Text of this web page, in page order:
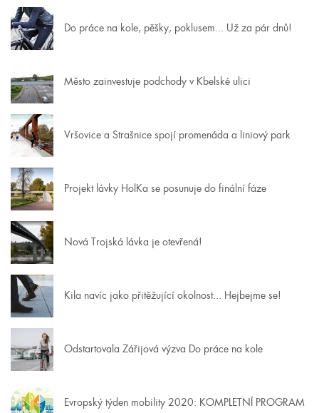
Do práce na kole, pěšky, poklusem... Už za pár dnů!
Město zainvestuje podchody v Kbelské ulici
Vršovice a Strašnice spojí promenáda a liniový park
Projekt lávky HolKa se posunuje do finální fáze
Nová Trojská lávka je otevřená!
Kila navíc jako přitěžující okolnost... Hejbejme se!
Odstartovala Zářijová výzva Do práce na kole
Evropský týden mobility 2020: KOMPLETNÍ PROGRAM